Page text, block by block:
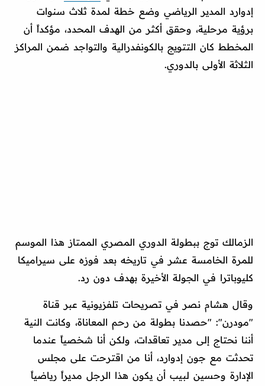
إدوارد المدير الرياضي وضع خطة لمدة ثلاث سنوات
برؤية مرحلية، وحقق أكثر من الهدف المحدد، مؤكداً أن
المخطط كان التتويج بالكونفدرالية والتواجد ضمن المراكز
الثلاثة الأولى بالدوري.
الزمالك توج ببطولة الدوري المصري الممتاز هذا الموسم
للمرة الخامسة عشر في تاريخه بعد فوزه على سيراميكا
كليوباترا في الجولة الأخيرة بهدف دون رد.
وقال هشام نصر في تصريحات تلفزيونية عبر قناة
"مودرن": "حصدنا بطولة من رحم المعاناة، وكانت النية
أننا نحتاج إلى مدير تعاقدات، ولكن أنا شخصياً عندما
تحدثت مع جون إدوارد، أنا من اقترحت على مجلس
الإدارة وحسين لبيب أن يكون هذا الرجل مديراً رياضياً